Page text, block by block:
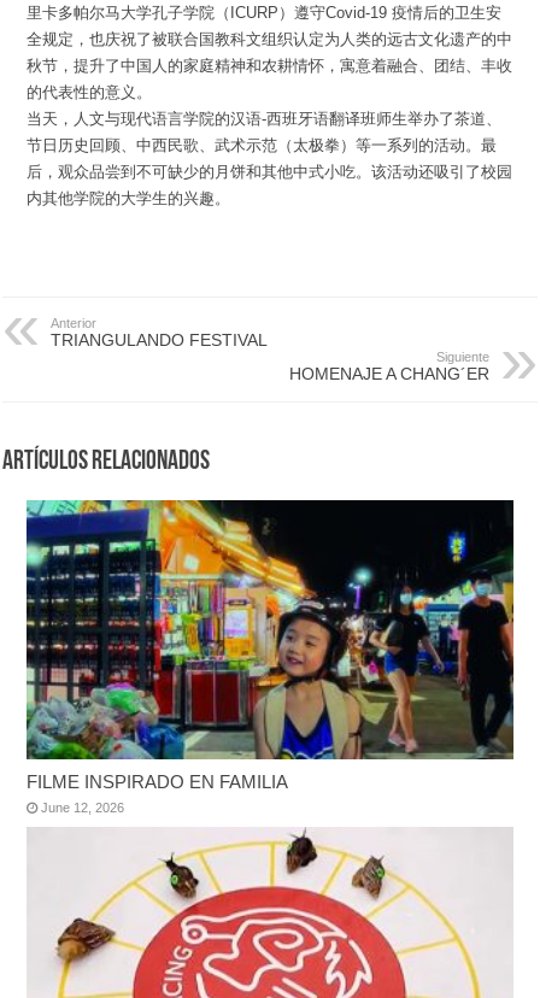
里卡多帕尔马大学孔子学院（ICURP）遵守Covid-19 疫情后的卫生安
全规定，也庆祝了被联合国教科文组织认定为人类的远古文化遗产的中
秋节，提升了中国人的家庭精神和农耕情怀，寓意着融合、团结、丰收
的代表性的意义。
当天，人文与现代语言学院的汉语-西班牙语翻译班师生举办了茶道、
节日历史回顾、中西民歌、武术示范（太极拳）等一系列的活动。最
后，观众品尝到不可缺少的月饼和其他中式小吃。该活动还吸引了校园
内其他学院的大学生的兴趣。
Anterior
TRIANGULANDO FESTIVAL
Siguiente
HOMENAJE A CHANG´ER
Artículos Relacionados
FILME INSPIRADO EN FAMILIA
June 12, 2026